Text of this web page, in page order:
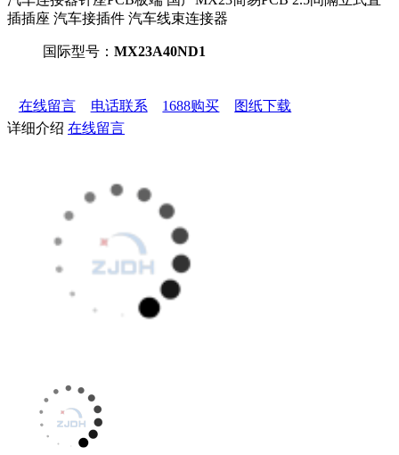
插插座 汽车接插件 汽车线束连接器
国际型号： MX23A40ND1
在线留言 电话联系 1688购买
图纸下载
详细介绍 在线留言